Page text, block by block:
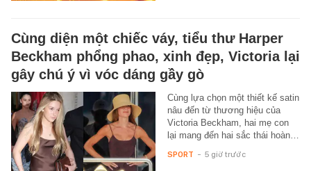
Cùng diện một chiếc váy, tiểu thư Harper
Beckham phổng phao, xinh đẹp, Victoria lại
gây chú ý vì vóc dáng gầy gò
Cùng lựa chọn một thiết kế satin
nâu đến từ thương hiệu của
Victoria Beckham, hai mẹ con
lại mang đến hai sắc thái hoàn…
SPORT - 5 giờ trước